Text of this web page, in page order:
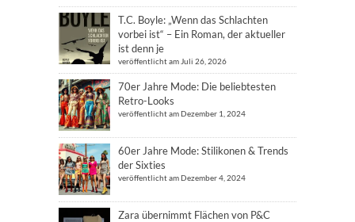
T.C. Boyle: „Wenn das Schlachten
vorbei ist“ – Ein Roman, der aktueller
ist denn je
veröffentlicht am Juli 26, 2026
70er Jahre Mode: Die beliebtesten
Retro-Looks
veröffentlicht am Dezember 1, 2024
60er Jahre Mode: Stilikonen & Trends
der Sixties
veröffentlicht am Dezember 4, 2024
Zara übernimmt Flächen von P&C